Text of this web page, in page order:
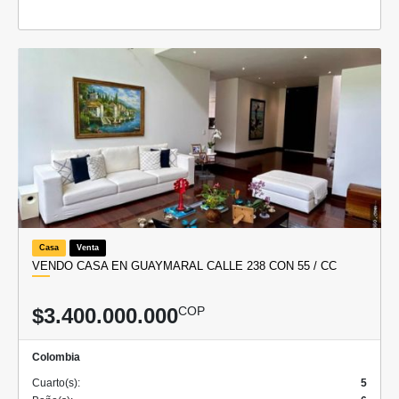
Casa Venta
VENDO CASA EN GUAYMARAL CALLE 238 CON 55 / CC
$3.400.000.000COP
Colombia
Cuarto(s):
5